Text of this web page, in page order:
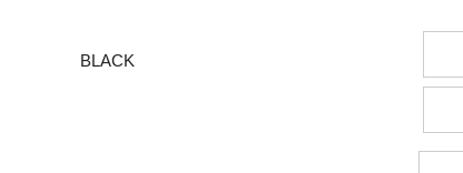
BLACK